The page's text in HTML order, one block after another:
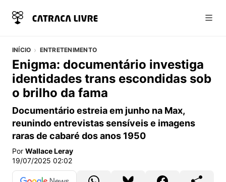
INÍCIO ENTRETENIMENTO
Enigma: documentário investiga
identidades trans escondidas sob
o brilho da fama
Documentário estreia em junho na Max,
reunindo entrevistas sensíveis e imagens
raras de cabaré dos anos 1950
Por Wallace Leray
19/07/2025 02:02